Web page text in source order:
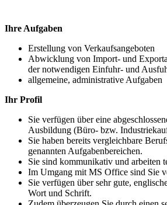
Ihre Aufgaben
Erstellung von Verkaufsangeboten
Abwicklung von Import- und
der notwendigen Einfuhr- und
allgemeine, administrative Aufgaben
Ihr Profil
Sie verfügen über eine
Ausbildung (Büro- bzw.
Sie haben bereits vergleichbare
genannten Aufgabenbereichen.
Sie sind kommunikativ und arbeiten
Im Umgang mit MS Office sind Sie
Sie verfügen über sehr gute,
Wort und Schrift.